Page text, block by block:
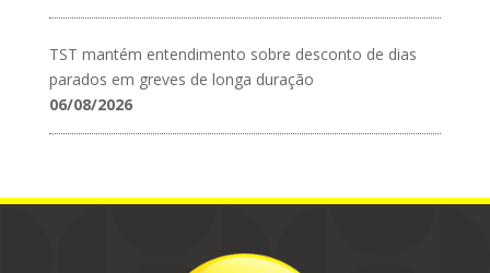
TST mantém entendimento sobre desconto de dias
parados em greves de longa duração
06/08/2026